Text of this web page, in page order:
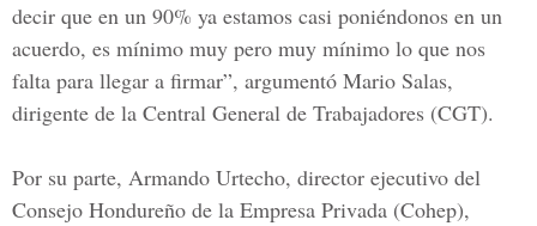
decir que en un 90% ya estamos casi poniéndonos en un
acuerdo, es mínimo muy pero muy mínimo lo que nos
falta para llegar a firmar”, argumentó Mario Salas,
dirigente de la Central General de Trabajadores (CGT).
Por su parte, Armando Urtecho, director ejecutivo del
Consejo Hondureño de la Empresa Privada (Cohep),